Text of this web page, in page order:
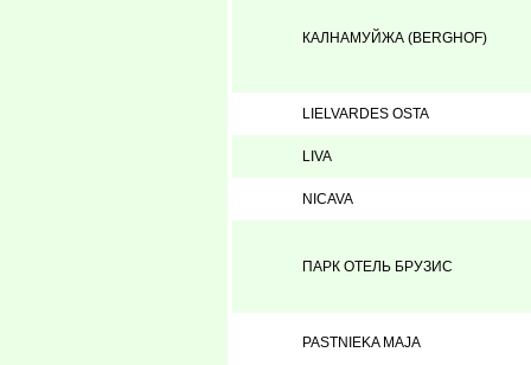
КАЛНAМУЙЖА (BERGHOF)
LIELVARDES OSTA
LIVA
NICAVA
ПАРК ОТЕЛЬ БРУЗИС
PASTNIEKA MAJA